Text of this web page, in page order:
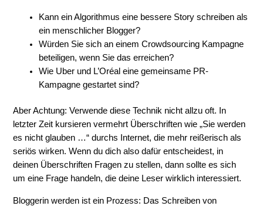
Kann ein Algorithmus eine bessere Story schreiben als
ein menschlicher Blogger?
Würden Sie sich an einem Crowdsourcing Kampagne
beteiligen, wenn Sie das erreichen?
Wie Uber und L’Oréal eine gemeinsame PR-
Kampagne gestartet sind?
Aber Achtung: Verwende diese Technik nicht allzu oft. In
letzter Zeit kursieren vermehrt Überschriften wie „Sie werden
es nicht glauben …“ durchs Internet, die mehr reißerisch als
seriös wirken. Wenn du dich also dafür entscheidest, in
deinen Überschriften Fragen zu stellen, dann sollte es sich
um eine Frage handeln, die deine Leser wirklich interessiert.
Bloggerin werden ist ein Prozess: Das Schreiben von